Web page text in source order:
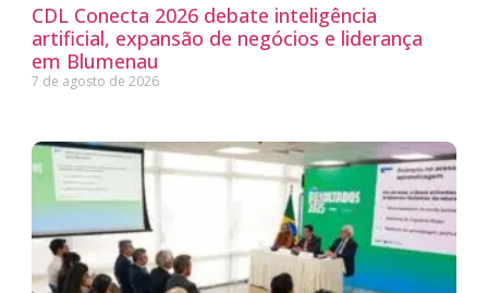
CDL Conecta 2026 debate inteligência
artificial, expansão de negócios e liderança
em Blumenau
7 de agosto de 2026